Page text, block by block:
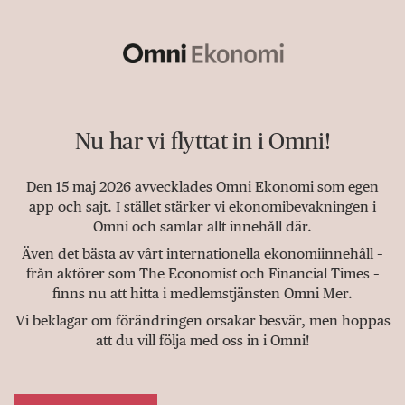
Nu har vi flyttat in i Omni!
Den 15 maj 2026 avvecklades Omni Ekonomi som egen
app och sajt. I stället stärker vi ekonomibevakningen i
Omni och samlar allt innehåll där.
Även det bästa av vårt internationella ekonomiinnehåll –
från aktörer som The Economist och Financial Times –
finns nu att hitta i medlemstjänsten Omni Mer.
Vi beklagar om förändringen orsakar besvär, men hoppas
att du vill följa med oss in i Omni!